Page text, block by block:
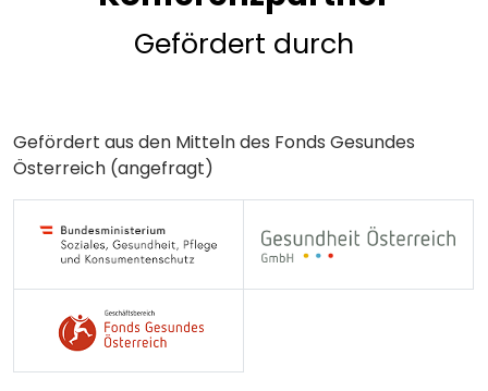
Gefördert durch
Gefördert aus den Mitteln des Fonds Gesundes
Österreich (angefragt)